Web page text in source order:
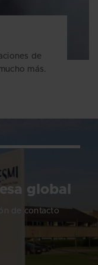
de
más.
global
de contacto